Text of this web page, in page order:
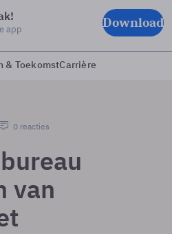
app Download
& ToekomstCarrière
0 reacties
van